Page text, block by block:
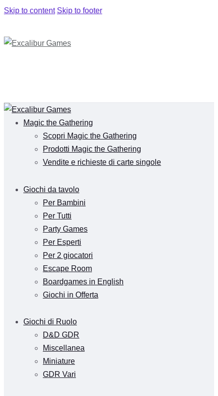
Skip to content Skip to footer
Magic the Gathering
Scopri Magic the Gathering
Prodotti Magic the Gathering
Vendite e richieste di carte singole
Giochi da tavolo
Per Bambini
Per Tutti
Party Games
Per Esperti
Per 2 giocatori
Escape Room
Boardgames in English
Giochi in Offerta
Giochi di Ruolo
D&D GDR
Miscellanea
Miniature
GDR Vari